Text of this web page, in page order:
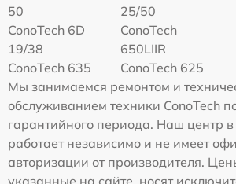
50
25/50
ConoTech 6D
19/38
ConoTech
650LIIR
ConoTech 635
ConoTech 625
Мы занимаемся ремонтом и
обслуживанием техники ConoTech
гарантийного периода. Наш центр
работает независимо и не имеет
авторизации от производителя.
указанные на сайте, носят